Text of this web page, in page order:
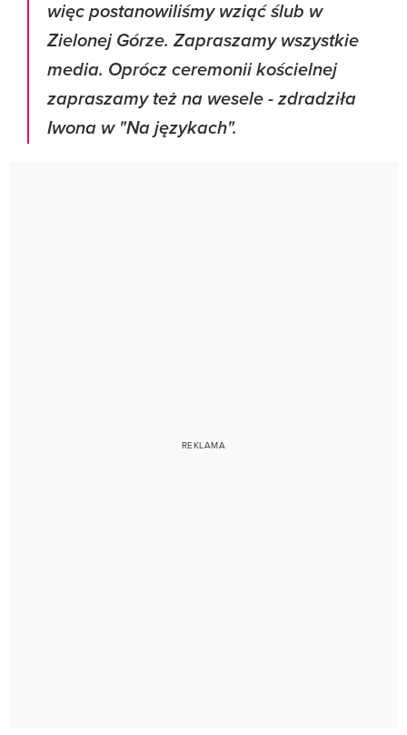
więc postanowiliśmy wziąć ślub w
Zielonej Górze. Zapraszamy wszystkie
media. Oprócz ceremonii kościelnej
zapraszamy też na wesele - zdradziła
Iwona w "Na językach".